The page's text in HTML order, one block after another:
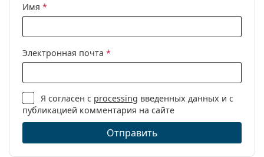
Имя *
Электронная почта *
Я согласен с processing введенных данных и с
публикацией комментария на сайте
Отправить